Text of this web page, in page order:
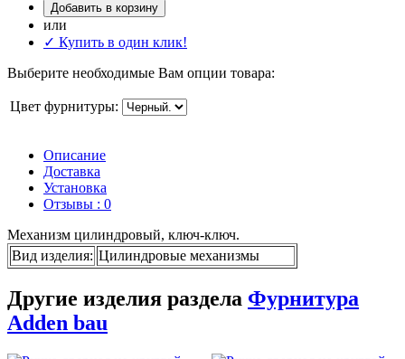
Добавить в корзину
или
✓ Купить в один клик!
Выберите необходимые Вам опции товара:
Цвет фурнитуры:
Описание
Доставка
Установка
Отзывы : 0
Механизм цилиндровый, ключ-ключ.
Вид изделия: Цилиндровые механизмы
Другие изделия раздела Фурнитура
Adden bau